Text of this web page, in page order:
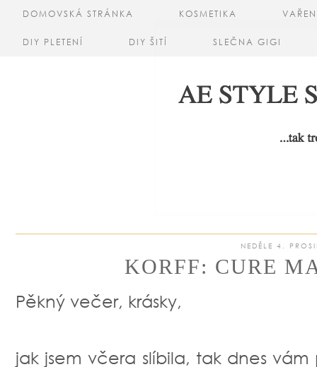
DOMOVSKÁ STRÁNKA KOSMETIKA
DIY PLETENÍ DIY ŠITÍ SLEČNA GIGI
NEDĚLE 4.
KORFF: CURE
Pěkný večer, krásky,
jak jsem včera slíbila, tak dnes